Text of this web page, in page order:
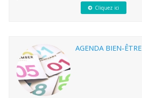
Cliquez ici
AGENDA BIEN-ÊTRE